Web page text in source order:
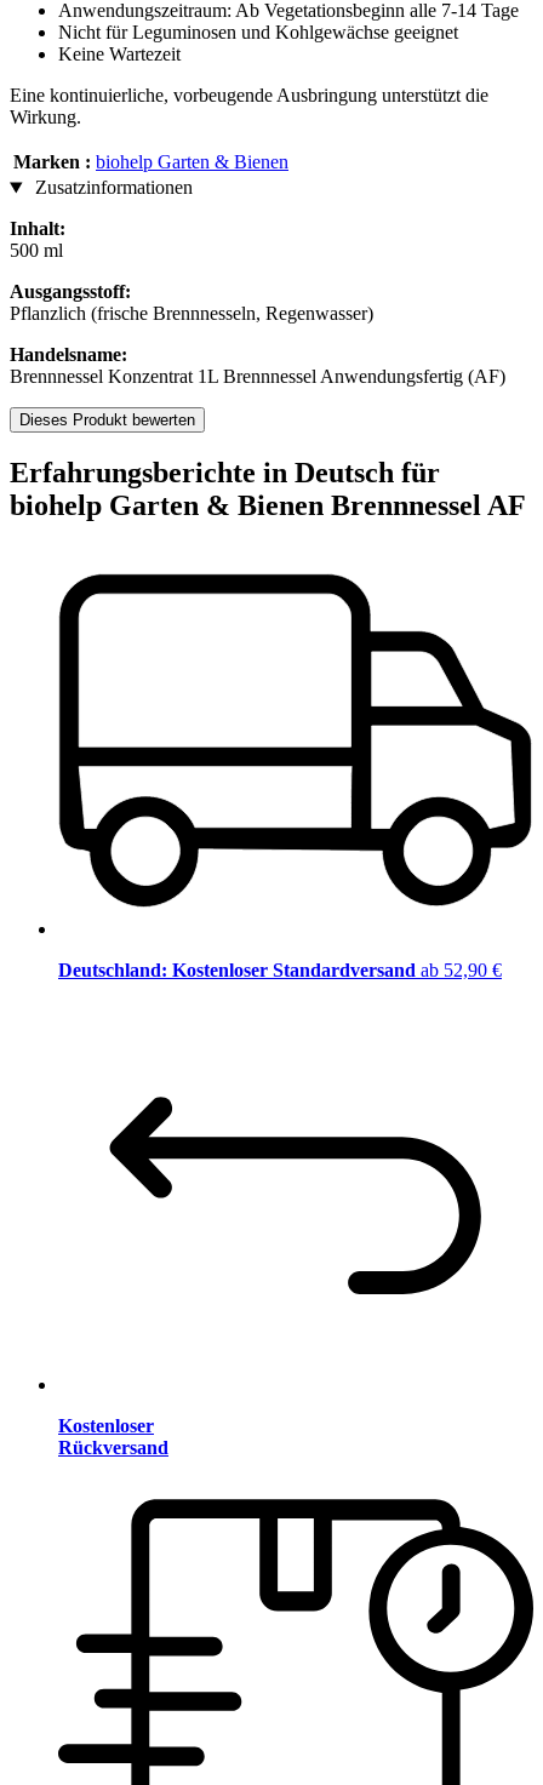
Anwendungszeitraum: Ab Vegetationsbeginn alle 7-14 Tage
Nicht für Leguminosen und Kohlgewächse geeignet
Keine Wartezeit
Eine kontinuierliche, vorbeugende Ausbringung unterstützt die
Wirkung.
Marken : biohelp Garten & Bienen
Zusatzinformationen
Inhalt:
500 ml
Ausgangsstoff:
Pflanzlich (frische Brennnesseln, Regenwasser)
Handelsname:
Brennnessel Konzentrat 1L Brennnessel Anwendungsfertig (AF)
Dieses Produkt bewerten
Erfahrungsberichte in Deutsch für
biohelp Garten & Bienen Brennnessel AF
Deutschland: Kostenloser Standardversand ab 52,90 €
Kostenloser
Rückversand